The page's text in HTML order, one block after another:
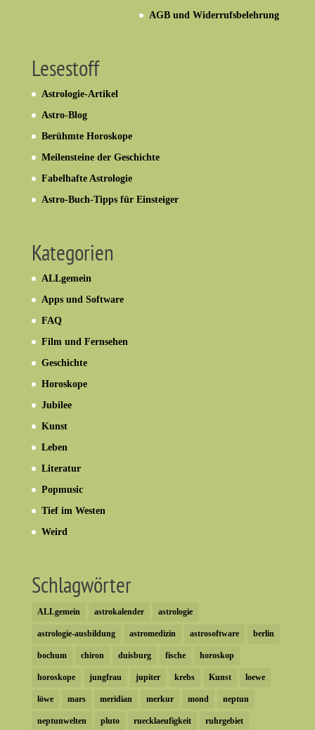
AGB und Widerrufsbelehrung
Lesestoff
Astrologie-Artikel
Astro-Blog
Berühmte Horoskope
Meilensteine der Geschichte
Fabelhafte Astrologie
Astro-Buch-Tipps für Einsteiger
Kategorien
ALLgemein
Apps und Software
FAQ
Film und Fernsehen
Geschichte
Horoskope
Jubilee
Kunst
Leben
Literatur
Popmusic
Tief im Westen
Weird
Schlagwörter
ALLgemein astrokalender astrologie
astrologie-ausbildung astromedizin astrosoftware berlin
bochum chiron duisburg fische horoskop
horoskope jungfrau jupiter krebs Kunst loewe
löwe mars meridian merkur mond neptun
neptunwelten pluto ruecklaeufigkeit ruhrgebiet